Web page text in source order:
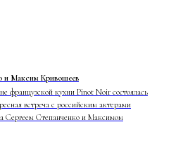
и Максим Кривошеев
французской кухни Pinot Noir состоялась
встреча с российским актерами
Сергеем Степанченко и Максимом